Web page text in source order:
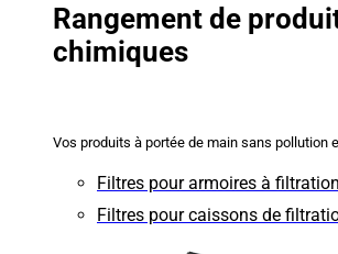
Rangement de
chimiques
Vos produits à portée de main sans pollution
Filtres pour armoires à filtration
Filtres pour caissons de